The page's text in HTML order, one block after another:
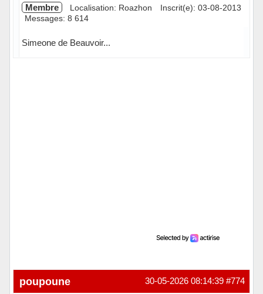
Membre Localisation: Roazhon
Inscrit(e): 03-08-2013
Messages: 8 614
Simeone de Beauvoir...
#774
30-05-2026 08:14:39
poupoune